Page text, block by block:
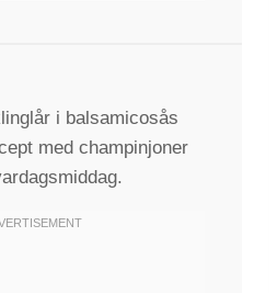
i balsamicosås
med champinjoner